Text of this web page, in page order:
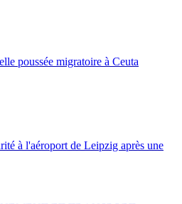
poussée migratoire à Ceuta
à l'aéroport de Leipzig après une